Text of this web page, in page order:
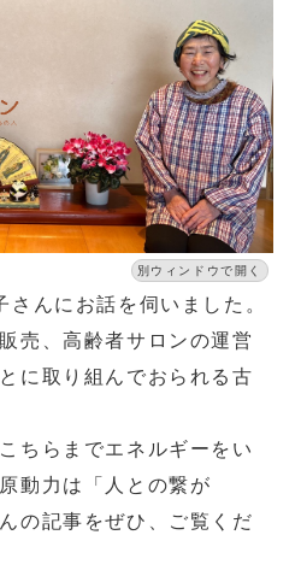
別ウィンドウで開く
んにお話を伺いました。
売、高齢者サロンの運営
に取り組んでおられる古
ちらまでエネルギーをい
動力は「人との繋が
の記事をぜひ、ご覧くだ